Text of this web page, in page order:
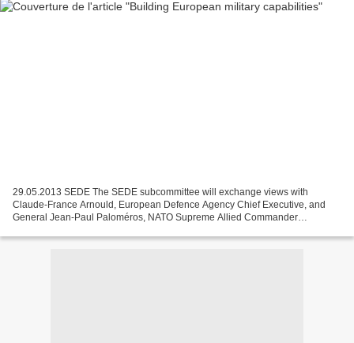
29.05.2013 SEDE The SEDE subcommittee will exchange views with
Claude-France Arnould, European Defence Agency Chief Executive, and
General Jean-Paul Paloméros, NATO Supreme Allied Commander